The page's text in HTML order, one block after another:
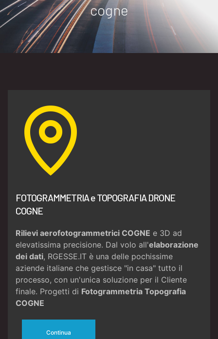
cogne
FOTOGRAMMETRIA e TOPOGRAFIA DRONE
COGNE
Rilievi aerofotogrammetrici COGNE e 3D ad
elevatissima precisione. Dal volo all'elaborazione
dei dati, RGESSE.IT è una delle pochissime
aziende italiane che gestisce "in casa" tutto il
processo, con un'unica soluzione per il Cliente
finale. Progetti di Fotogrammetria Topografia
COGNE
Continua